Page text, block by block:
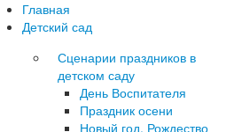
Главная
Детский сад
Сценарии праздников в
детском саду
День Воспитателя
Праздник осени
Новый год, Рождество